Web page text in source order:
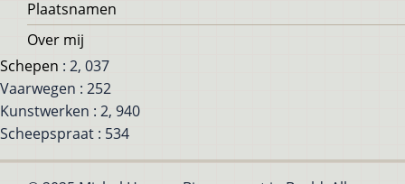
Plaatsnamen
Over mij
Schepen : 2, 037
Vaarwegen : 252
Kunstwerken : 2, 940
Scheepspraat : 534